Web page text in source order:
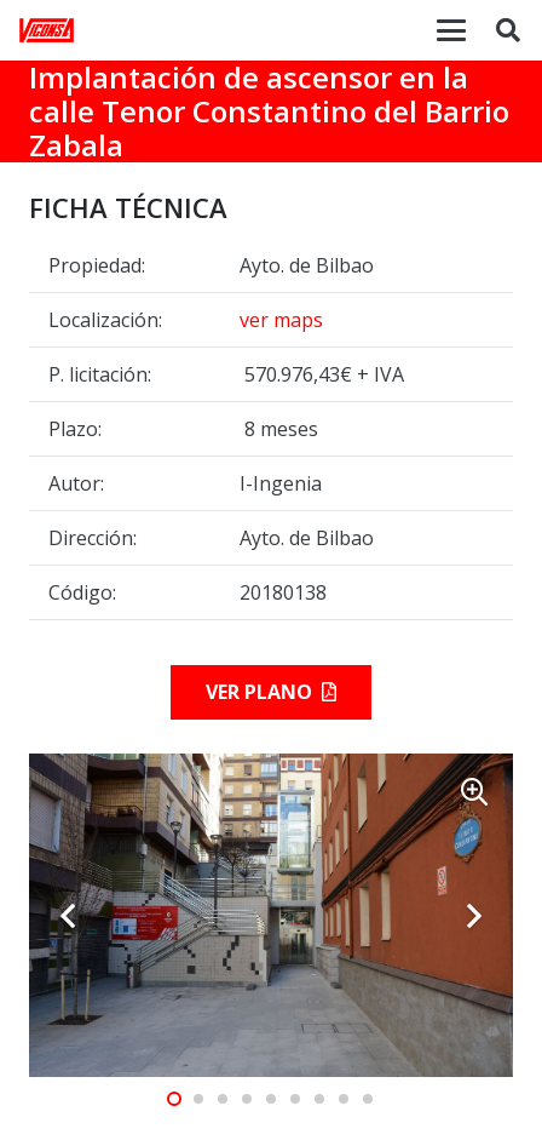
Implantación de ascensor en la
calle Tenor Constantino del Barrio
Zabala
FICHA TÉCNICA
Propiedad: Ayto. de Bilbao
Localización: ver maps
P. licitación: 570.976,43€ + IVA
Plazo: 8 meses
Autor: I-Ingenia
Dirección: Ayto. de Bilbao
Código: 20180138
VER PLANO